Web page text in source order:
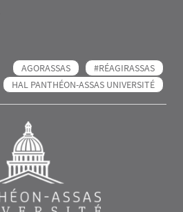
AGORASSAS
#RÉAGIRASSAS
HAL PANTHÉON-ASSAS UNIVERSITÉ